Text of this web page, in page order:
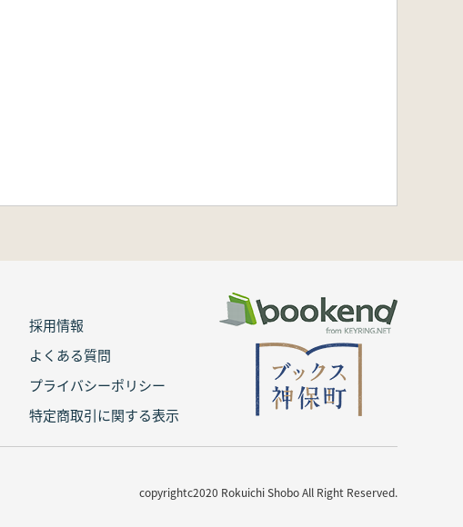
採用情報
よくある質問
プライバシーポリシー
特定商取引に関する表示
copyrightc2020 Rokuichi Shobo All Right Reserved.